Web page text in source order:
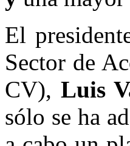
El
Sector de
CV), Luis
sólo se ha